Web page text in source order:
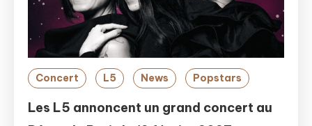
Concert L5 News Popstars
Les L5 annoncent un grand concert au